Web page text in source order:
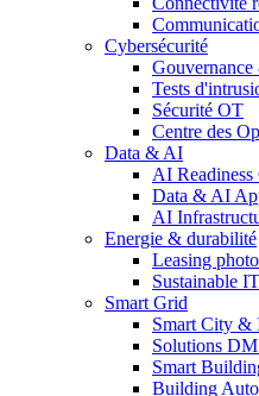
Cybersécurité
Gouvernance
Tests
Sécurité OT
Centre des
Data & AI
AI
Data & AI
AI
Energie & durabilité
Leasing
Sustainable IT
Smart Grid
Smart City &
Solutions
Smart
Building